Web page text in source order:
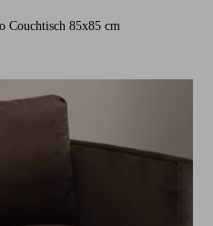
Couchtisch 85x85 cm
1 Bewertungen